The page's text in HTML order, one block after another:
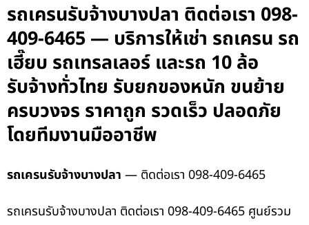
รถเครนรับจ้างบางปลา ติดต่อเรา 098-
409-6465 — บริการให้เช่า รถเครน รถ
เฮี๊ยบ รถเทรลเลอร์ และรถ 10 ล้อ
รับจ้างทั่วไทย รับยกของหนัก ขนย้าย
ครบวงจร ราคาถูก รวดเร็ว ปลอดภัย
โดยทีมงานมืออาชีพ
รถเครนรับจ้างบางปลา — ติดต่อเรา 098-409-6465
รถเครนรับจ้างบางปลา ติดต่อเรา 098-409-6465 ศูนย์รวม